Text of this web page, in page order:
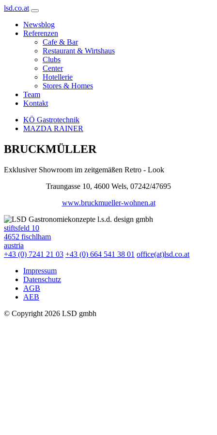
lsd.co.at
Newsblog
Referenzen
Cafe & Bar
Restaurant & Wirtshaus
Clubs
Center
Hotellerie
Stores & Homes
Team
Kontakt
KÖ Gastrotechnik
MAZDA RAINER
BRUCKMÜLLER
Exklusiver Showroom im zeitgemäßen Retro - Look
Traungasse 10, 4600 Wels, 07242/47695
www.bruckmueller-wohnen.at
l.s.d. design gmbh
stiftsfeld 10
4652 fischlham
austria
+43 (0) 7241 21 03 +43 (0) 664 541 38 01 office(at)lsd.co.at
Impressum
Datenschutz
AGB
AEB
© Copyright 2026 LSD gmbh